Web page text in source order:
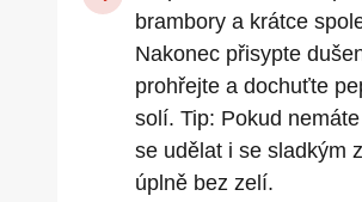
brambory a krátce
Nakonec přisypte
prohřejte a dochuťte
solí. Tip: Pokud
se udělat i se sladkým
úplně bez zelí.